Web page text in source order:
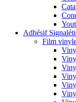
Adhésif
Film